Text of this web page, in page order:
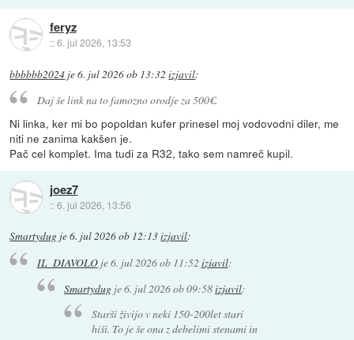
feryz
::6. jul 2026, 13:53
bbbbbb2024 je6. jul 2026 ob 13:32 izjavil:
Daj še link na to famozno orodje za 500€.
Ni linka, ker mi bo popoldan kufer prinesel moj vodovodni diler, me
niti ne zanima kakšen je.
Pač cel komplet. Ima tudi za R32, tako sem namreč kupil.
joez7
::6. jul 2026, 13:56
Smartydug je6. jul 2026 ob 12:13izjavil:
IL_DIAVOLOje6. jul 2026 ob 11:52 izjavil:
Smartydug je6. jul 2026 ob 09:58izjavil:
Starši živijo v neki 150-200let stari
hiši. To je še ona z debelimi stenami in